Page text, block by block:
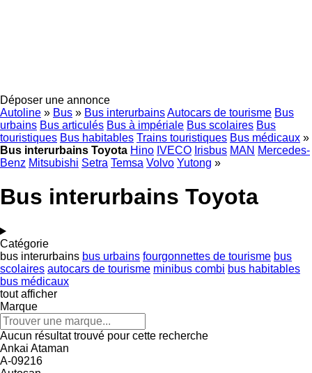
Déposer une annonce
Autoline » Bus » Bus interurbainsAutocars de tourisme Bus
urbains Bus articulés Bus à impériale Bus scolaires Bus
touristiques Bus habitables Trains touristiques Bus médicaux »
Bus interurbains Toyota Hino IVECO Irisbus MAN Mercedes-
Benz Mitsubishi Setra Temsa Volvo Yutong »
Bus interurbains Toyota
Catégorie
bus interurbains bus urbains fourgonnettes de tourisme bus
scolaires autocars de tourisme minibus combi bus habitables
bus médicaux
tout afficher
Marque
Aucun résultat trouvé pour cette recherche
Ankai Ataman
A-09216